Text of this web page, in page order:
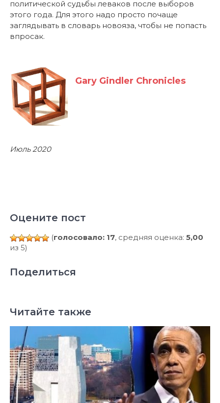
политической судьбы леваков после выборов
этого года. Для этого надо просто почаще
заглядывать в словарь новояза, чтобы не попасть
впросак.
Gary Gindler Chronicles
Июль 2020
Оцените пост
(голосовало: 17, средняя оценка: 5,00
из 5)
Поделиться
Читайте также